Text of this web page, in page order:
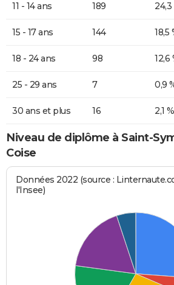
11 - 14 ans 189 24,3
15 - 17 ans 144 18,5
18 - 24 ans 98 12,6
25 - 29 ans 7 0,9
30 ans et plus 16 2,1 %
Niveau de diplôme à Saint-
Coise
Données 2022 (source :
l'Insee)